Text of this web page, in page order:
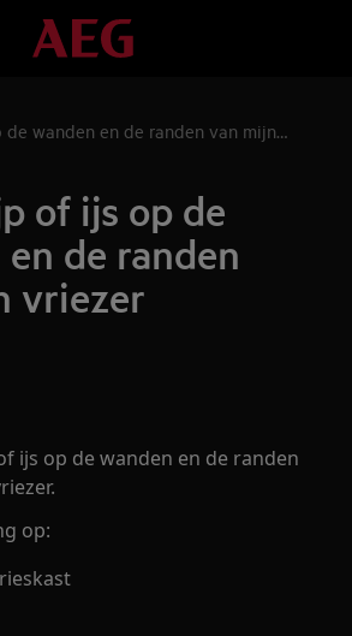
wanden en de randen van mijn
of ijs op de
de randen
vriezer
ijs op de wanden en de randen
op: